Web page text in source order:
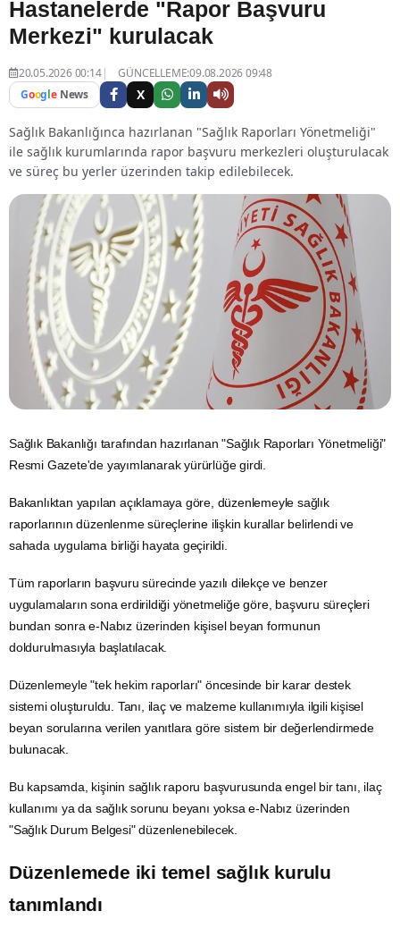
Hastanelerde "Rapor Başvuru
Merkezi" kurulacak
20.05.2026 00:14
GÜNCELLEME:09.08.2026 09:48
Google News X
Sağlık Bakanlığınca hazırlanan "Sağlık Raporları Yönetmeliği"
ile sağlık kurumlarında rapor başvuru merkezleri oluşturulacak
ve süreç bu yerler üzerinden takip edilebilecek.
Sağlık Bakanlığı tarafından hazırlanan "Sağlık Raporları Yönetmeliği"
Resmi Gazete'de yayımlanarak yürürlüğe girdi.
Bakanlıktan yapılan açıklamaya göre, düzenlemeyle sağlık
raporlarının düzenlenme süreçlerine ilişkin kurallar belirlendi ve
sahada uygulama birliği hayata geçirildi.
Tüm raporların başvuru sürecinde yazılı dilekçe ve benzer
uygulamaların sona erdirildiği yönetmeliğe göre, başvuru süreçleri
bundan sonrae-Nabız üzerinden kişisel beyan formunun
doldurulmasıyla başlatılacak.
Düzenlemeyle "tek hekim raporları" öncesinde bir karar destek
sistemi oluşturuldu. Tanı, ilaç ve malzeme kullanımıyla ilgili kişisel
beyan sorularına verilen yanıtlara göre sistem bir değerlendirmede
bulunacak.
Bu kapsamda, kişinin sağlık raporu başvurusunda engel bir tanı, ilaç
kullanımı ya da sağlık sorunu beyanı yoksa e-Nabız üzerinden
"Sağlık Durum Belgesi" düzenlenebilecek.
Düzenlemede iki temel sağlık kurulu
tanımlandı